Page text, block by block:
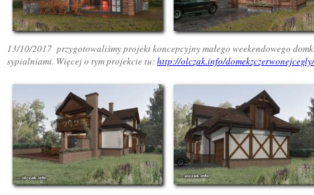
13/10/2017 przygotowaliśmy projekt koncepcyjny małego weekendowego
sypialniami. Więcej o tym projekcie tu:http://olczak.info/